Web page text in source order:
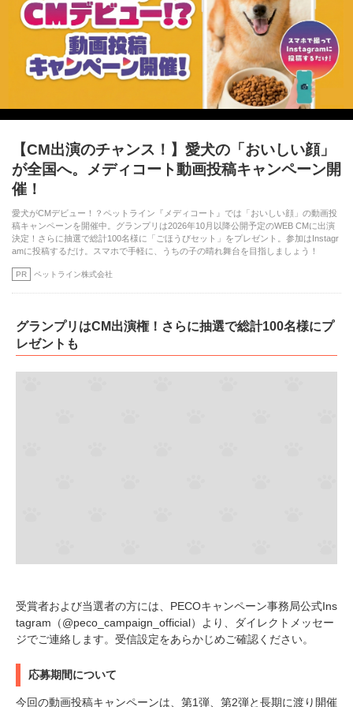
【CM出演のチャンス！】愛犬の「おいしい顔」
が全国へ。メディコート動画投稿キャンペーン開
催！
愛犬がCMデビュー！？ペットライン『メディコート』では「おいしい顔」の動画投
稿キャンペーンを開催中。グランプリは2026年10月以降公開予定のWEB CMに出演
決定！さらに抽選で総計100名様に「ごほうびセット」をプレゼント。参加はInstagr
amに投稿するだけ。スマホで手軽に、うちの子の晴れ舞台を目指しましょう！
PR ペットライン株式会社
グランプリはCM出演権！さらに抽選で総計100名様にプ
レゼントも
受賞者および当選者の方には、PECOキャンペーン事務局公式Ins
tagram（@peco_campaign_official）より、ダイレクトメッセー
ジでご連絡します。受信設定をあらかじめご確認ください。
応募期間について
今回の動画投稿キャンペーンは、第1弾、第2弾と長期に渡り開催